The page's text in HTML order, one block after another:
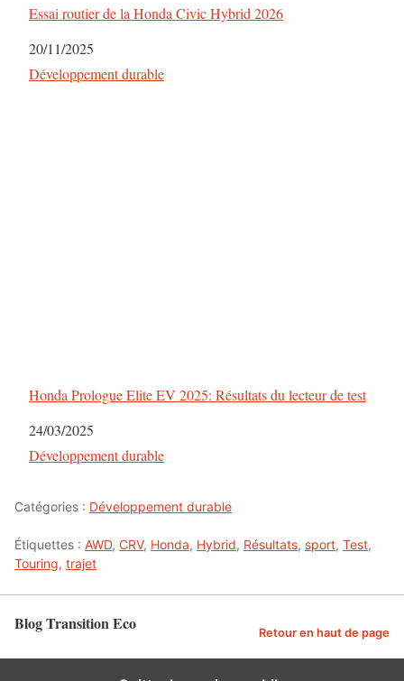
Essai routier de la Honda Civic Hybrid 2026
Date
20/11/2025
Par rapport à
Développement durable
Honda Prologue Elite EV 2025: Résultats du lecteur de test
Date
24/03/2025
Par rapport à
Développement durable
Catégories : Développement durable
Étiquettes : AWD, CRV, Honda, Hybrid, Résultats, sport, Test,
Touring, trajet
Blog Transition Eco Retour en haut de page